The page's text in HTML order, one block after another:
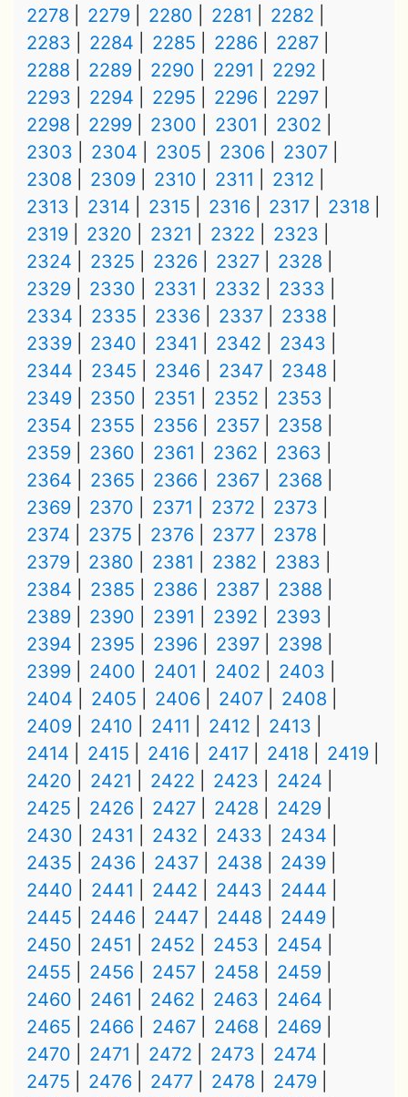
2278
2279 2280 2281
2282
2283
2284 2285 2286
2287
2288
2289 2290 2291
2292
2293
2294 2295 2296
2297
2298
2299 2300 2301
2302
2303
2304 2305 2306
2307
2308
2309 2310 2311
2312
2313
2314 2315 2316 2317
2318
2319
2320 2321 2322
2323
2324
2325 2326 2327
2328
2329
2330 2331 2332
2333
2334
2335 2336 2337
2338
2339
2340 2341 2342
2343
2344
2345 2346 2347
2348
2349
2350 2351 2352
2353
2354
2355 2356 2357
2358
2359
2360 2361 2362
2363
2364
2365 2366 2367
2368
2369
2370 2371 2372
2373
2374
2375 2376 2377
2378
2379
2380 2381 2382
2383
2384
2385 2386 2387
2388
2389
2390 2391 2392
2393
2394
2395 2396 2397
2398
2399
2400 2401 2402
2403
2404
2405 2406 2407
2408
2409
2410 2411 2412
2413
2414
2415 2416 2417 2418
2419
2420
2421 2422 2423
2424
2425
2426 2427 2428
2429
2430
2431 2432 2433
2434
2435
2436 2437 2438
2439
2440
2441 2442 2443
2444
2445
2446 2447 2448
2449
2450
2451 2452 2453
2454
2455
2456 2457 2458
2459
2460
2461 2462 2463
2464
2465
2466 2467 2468
2469
2470
2471 2472 2473
2474
2475
2476 2477 2478
2479